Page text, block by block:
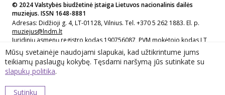
© 2024 Valstybės biudžetinė įstaiga Lietuvos nacionalinis dailės
muziejus. ISSN 1648-8881
Adresas: Didžioji g. 4, LT-01128, Vilnius. Tel. +370 5 262 1883. El. p.
muziejus@lndm.lt
Juridinių asmenų registro kodas 190756087, PVM mokėtojo kodas LT
907560811
Sprendimas: Lietuvos nacionalinio dailės muziejaus filialas Lietuvos
muziejų informacijos, skaitmeninimo ir LIMIS centras
Svetainės archyvinė versija old.ldm.lt
Mūsų svetainėje naudojami slapukai, kad užtikrintume jums
teikiamų paslaugų kokybę. Tęsdami naršymą jūs sutinkate su
slapukų politika.
Sutinku